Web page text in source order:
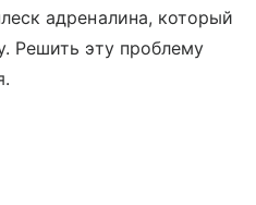
адреналина, который
Решить эту проблему